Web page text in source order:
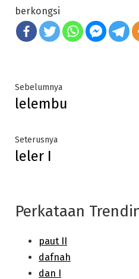
berkongsi
Post
navigation
SebelumnyaPrevious
post:
lelembu
SeterusnyaNext
leler I
Perkataan